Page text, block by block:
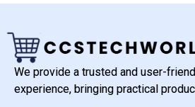
We provide a trusted and user-
experience, bringing practical